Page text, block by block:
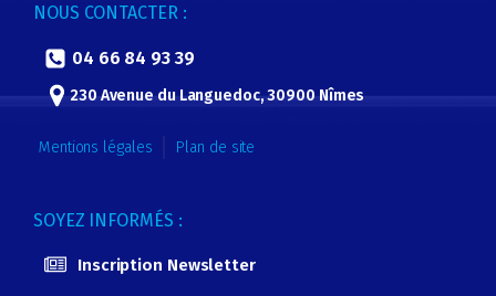
NOUS CONTACTER :
04 66 84 93 39
230 Avenue du Languedoc, 30900 Nîmes
Mentions légales Plan de site
SOYEZ INFORMÉS :
Inscription Newsletter